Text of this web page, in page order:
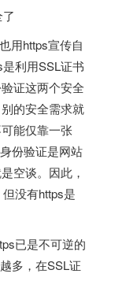
用https宣传自
利用SSL证书
证这两个安全
的安全需求就
能仅靠一张
份验证是网站
空谈。因此，
没有https是
已是不可逆的
多，在SSL证